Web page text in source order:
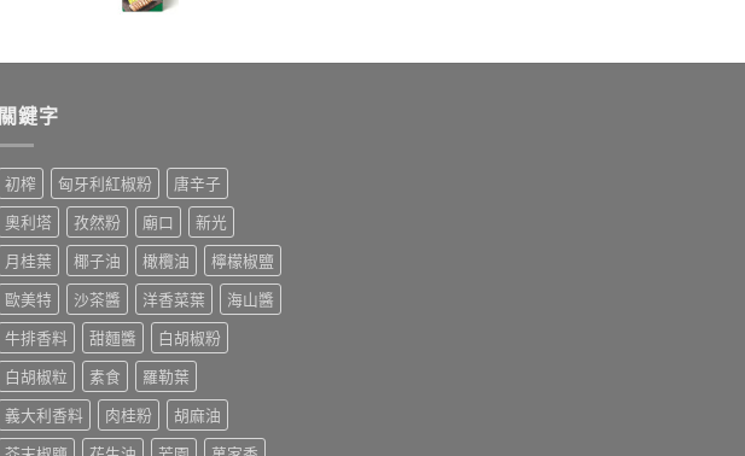
關鍵字
初榨 匈牙利紅椒粉
唐辛子
奧利塔
孜然粉 廟口
新光
月桂葉
椰子油 橄欖油
檸檬椒鹽
歐美特
沙茶醬 洋香菜葉
海山醬
牛排香料
甜麵醬
白胡椒粉
白胡椒粒
素食
羅勒葉
義大利香料
肉桂粉
胡麻油